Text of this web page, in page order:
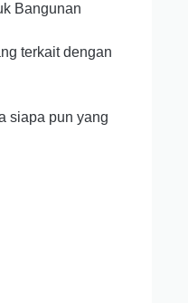
Bangunan
terkait dengan
siapa pun yang